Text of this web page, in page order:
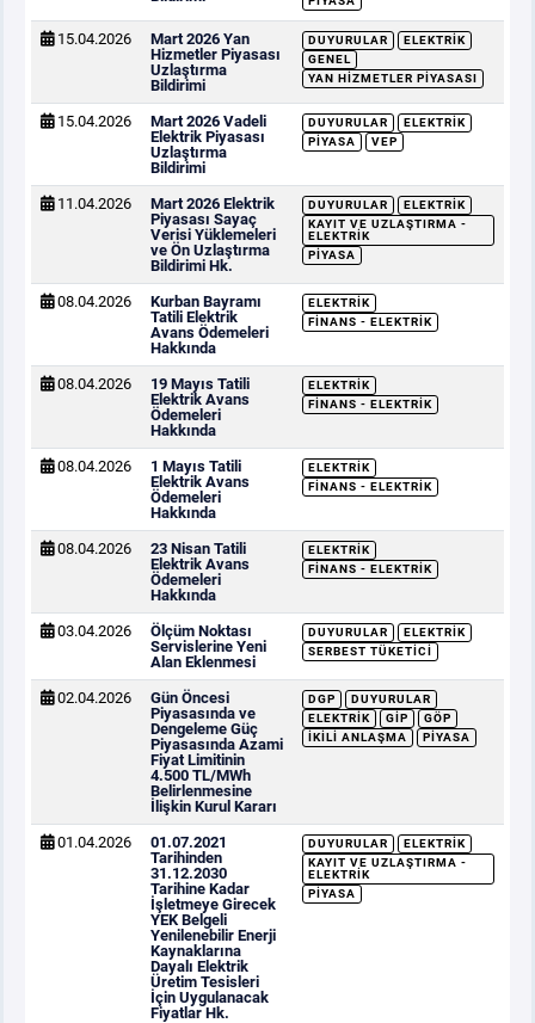
15.04.2026
Mart 2026 Yan
Hizmetler Piyasası
Uzlaştırma
Bildirimi
DUYURULAR
ELEKTRIK
GENEL
YAN HIZMETLER PIYASASI
15.04.2026
Mart 2026 Vadeli
Elektrik Piyasası
Uzlaştırma
Bildirimi
DUYURULAR
ELEKTRIK
PIYASA
VEP
11.04.2026
Mart 2026 Elektrik
Piyasası Sayaç
Verisi Yüklemeleri
ve Ön Uzlaştırma
Bildirimi Hk.
DUYURULAR
ELEKTRIK
KAYIT VE UZLAŞTIRMA -
ELEKTRIK
PIYASA
08.04.2026
Kurban Bayramı
Tatili Elektrik
Avans Ödemeleri
Hakkında
ELEKTRIK
FINANS - ELEKTRIK
08.04.2026
19 Mayıs Tatili
Elektrik Avans
Ödemeleri
Hakkında
ELEKTRIK
FINANS - ELEKTRIK
08.04.2026
1 Mayıs Tatili
Elektrik Avans
Ödemeleri
Hakkında
ELEKTRIK
FINANS - ELEKTRIK
08.04.2026
23 Nisan Tatili
Elektrik Avans
Ödemeleri
Hakkında
ELEKTRIK
FINANS - ELEKTRIK
03.04.2026
Ölçüm Noktası
Servislerine Yeni
Alan Eklenmesi
DUYURULAR
ELEKTRIK
SERBEST TÜKETICI
02.04.2026
Gün Öncesi
Piyasasında ve
Dengeleme Güç
Piyasasında Azami
Fiyat Limitinin
4.500 TL/MWh
Belirlenmesine
İlişkin Kurul Kararı
DGP
DUYURULAR
ELEKTRIK
GİP
GÖP
İKILI ANLAŞMA
PIYASA
01.04.2026
01.07.2021
Tarihinden
31.12.2030
Tarihine Kadar
İşletmeye Girecek
YEK Belgeli
Yenilenebilir Enerji
Kaynaklarına
Dayalı Elektrik
Üretim Tesisleri
İçin Uygulanacak
Fiyatlar Hk.
DUYURULAR
ELEKTRIK
KAYIT VE UZLAŞTIRMA -
ELEKTRIK
PIYASA